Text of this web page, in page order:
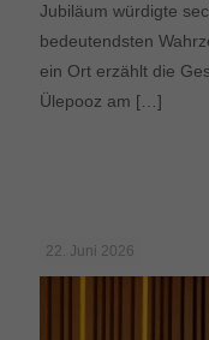
Jubiläum würdigte
bedeutendsten
ein Ort erzählt die
Ülepooz am […]
22. Juni 2026